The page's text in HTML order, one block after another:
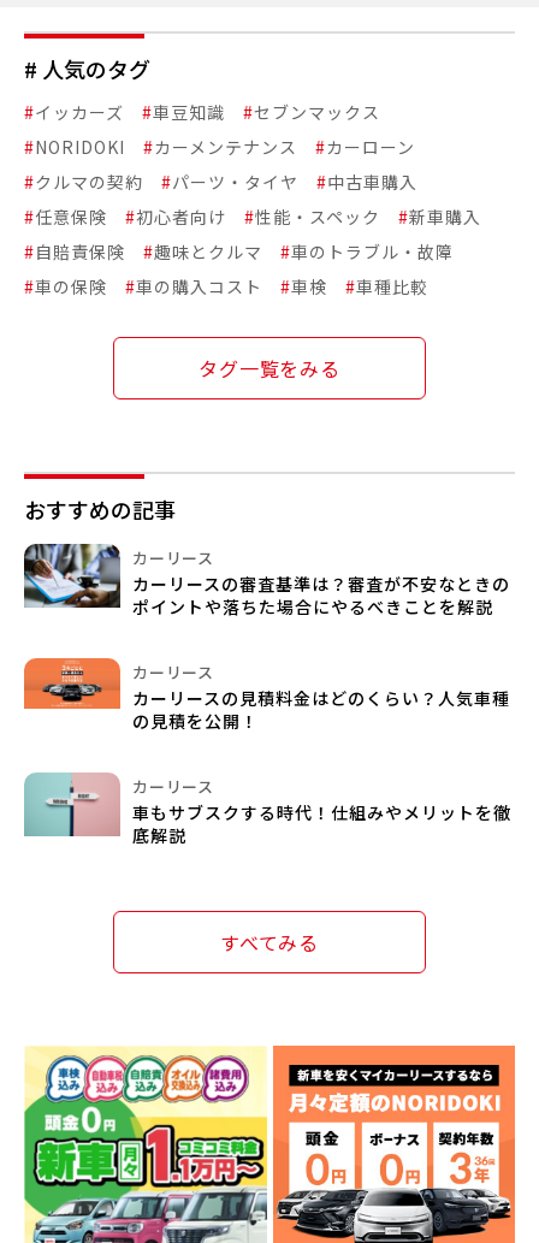
# 人気のタグ
#イッカーズ #車豆知識 #セブンマックス
#NORIDOKI #カーメンテナンス #カーローン
#クルマの契約 #パーツ・タイヤ #中古車購入
#任意保険 #初心者向け #性能・スペック #新車購入
#自賠責保険 #趣味とクルマ #車のトラブル・故障
#車の保険 #車の購入コスト #車検 #車種比較
タグ一覧をみる
おすすめの記事
カーリース
カーリースの審査基準は？審査が不安なときの
ポイントや落ちた場合にやるべきことを解説
カーリース
カーリースの見積料金はどのくらい？人気車種
の見積を公開！
カーリース
車もサブスクする時代！仕組みやメリットを徹
底解説
すべてみる